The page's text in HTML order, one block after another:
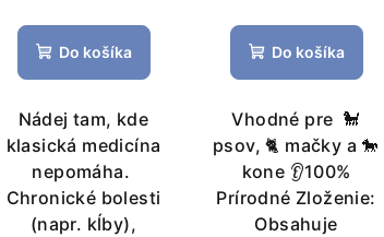
Do košíka
Nádej tam, kde
klasická medicína
nepomáha.
Chronické bolesti
(napr. kĺby),
Do košíka
Vhodné pre 🐩
psov, 🐈 mačky a 🐎
kone 👂100%
Prírodné Zloženie:
Obsahuje